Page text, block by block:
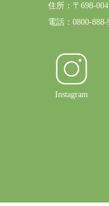
住所： 〒698-
電話：0800-888-
Instagram